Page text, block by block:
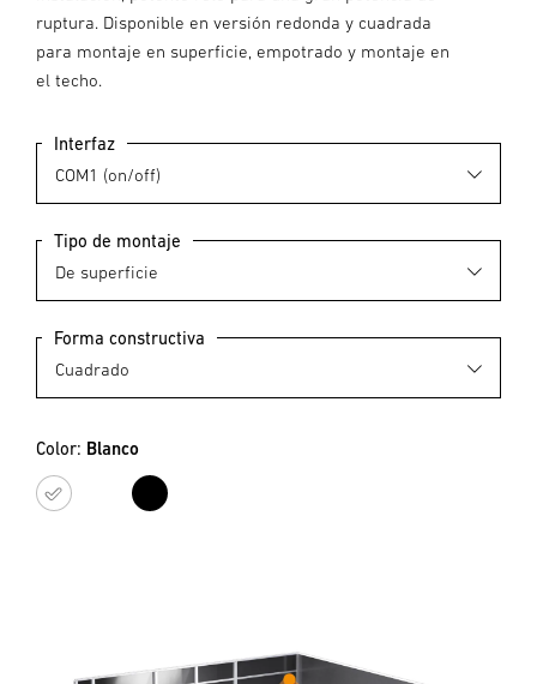
ruptura. Disponible en versión redonda y cuadrada
para montaje en superficie, empotrado y montaje en
el techo.
Interfaz
Tipo de montaje
Forma constructiva
Color: Blanco
BlancoNegro